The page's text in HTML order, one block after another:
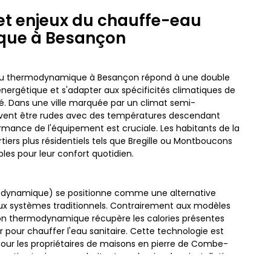
enjeux du chauffe-eau
à Besançon
thermodynamique à Besançon répond à une double
et s'adapter aux spécificités climatiques de
Dans une ville marquée par un climat semi-
être rudes avec des températures descendant
de l'équipement est cruciale. Les habitants de la
plus résidentiels tels que Bregille ou Montboucons
pour leur confort quotidien.
se positionne comme une alternative
systèmes traditionnels. Contrairement aux modèles
thermodynamique récupère les calories présentes
pour chauffer l'eau sanitaire. Cette technologie est
les propriétaires de maisons en pierre de Combe-
typiques, souhaitant moderniser leur installation